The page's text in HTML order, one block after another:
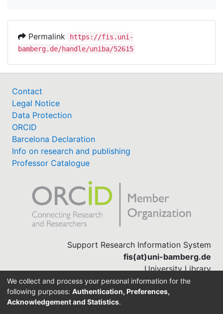
Permalink
https://fis.uni-
bamberg.de/handle/uniba/52615
Contact
Legal Notice
Data Protection
ORCID
Barcelona Declaration
Info on research and publishing
Professor Catalogue
Support Research Information System
fis(at)uni-bamberg.de
University Library
(0951) 863-1568
We collect and process your personal information for the
following purposes: Authentication, Preferences,
Acknowledgement and Statistics.